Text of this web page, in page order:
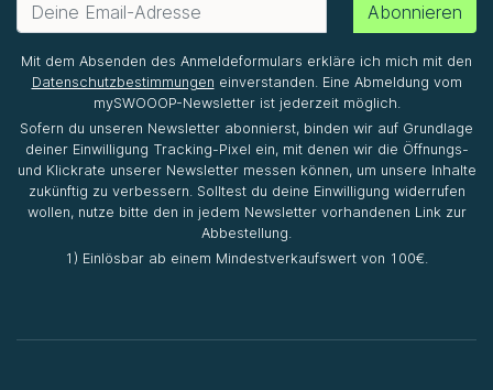
Abonnieren
Mit dem Absenden des Anmeldeformulars erkläre ich mich mit den
Datenschutzbestimmungen einverstanden. Eine Abmeldung vom
mySWOOOP-Newsletter ist jederzeit möglich.
Sofern du unseren Newsletter abonnierst, binden wir auf Grundlage
deiner Einwilligung Tracking-Pixel ein, mit denen wir die Öffnungs-
und Klickrate unserer Newsletter messen können, um unsere Inhalte
zukünftig zu verbessern. Solltest du deine Einwilligung widerrufen
wollen, nutze bitte den in jedem Newsletter vorhandenen Link zur
Abbestellung.
1) Einlösbar ab einem Mindestverkaufswert von 100€.